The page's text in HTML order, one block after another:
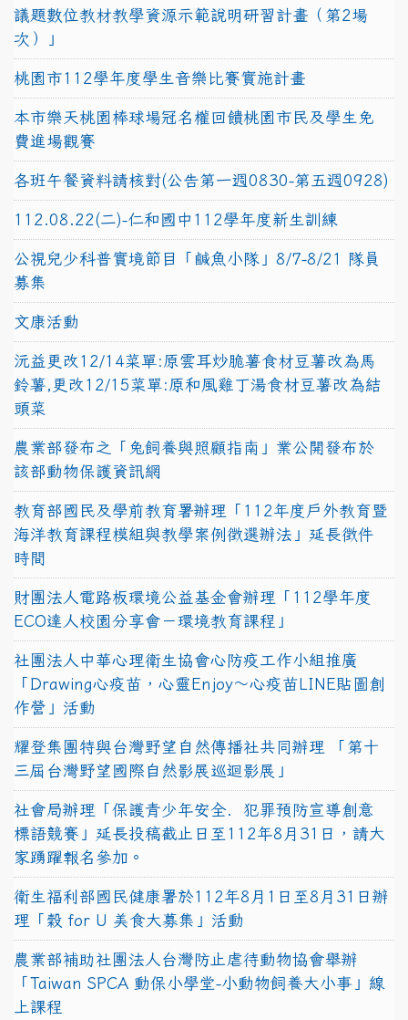
議題數位教材教學資源示範說明研習計畫（第2場
次）」
桃園市112學年度學生音樂比賽實施計畫
本市樂天桃園棒球場冠名權回饋桃園市民及學生免
費進場觀賽
各班午餐資料請核對(公告第一週0830-第五週0928)
112.08.22(二)-仁和國中112學年度新生訓練
公視兒少科普實境節目「鹹魚小隊」8/7-8/21 隊員
募集
文康活動
沅益更改12/14菜單:原雲耳炒脆薯食材豆薯改為馬
鈴薯,更改12/15菜單:原和風雞丁湯食材豆薯改為結
頭菜
農業部發布之「兔飼養與照顧指南」業公開發布於
該部動物保護資訊網
教育部國民及學前教育署辦理「112年度戶外教育暨
海洋教育課程模組與教學案例徵選辦法」延長徵件
時間
財團法人電路板環境公益基金會辦理「112學年度
ECO達人校園分享會－環境教育課程」
社團法人中華心理衛生協會心防疫工作小組推廣
「Drawing心疫苗，心靈Enjoy〜心疫苗LINE貼圖創
作營」活動
耀登集團特與台灣野望自然傳播社共同辦理 「第十
三屆台灣野望國際自然影展巡迴影展」
社會局辦理「保護青少年安全．犯罪預防宣導創意
標語競賽」延長投稿截止日至112年8月31日，請大
家踴躍報名參加。
衛生福利部國民健康署於112年8月1日至8月31日辦
理「穀 for U 美食大募集」活動
農業部補助社團法人台灣防止虐待動物協會舉辦
「Taiwan SPCA 動保小學堂-小動物飼養大小事」線
上課程